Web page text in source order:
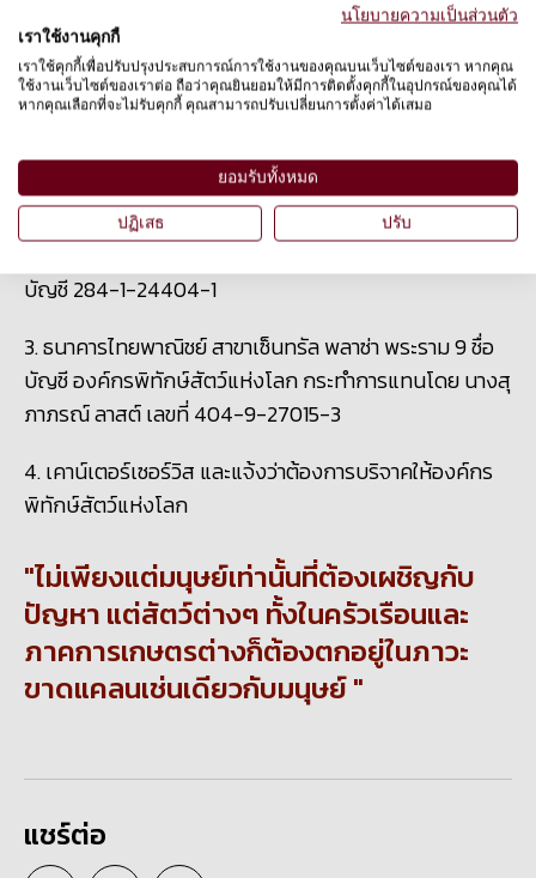
วันนี้ คุณสามารถร่วมเป็นส่วนหนึ่งในการช่วยสัตว์ที่
ประสบอุทกภัยได้ง่ายๆ โดยร่วมบริจาคกับเราผ่านทางช่อง
ทางต่อไปนี้
1.ออนไลน์ที่http://bit.ly/2u5RQxP
2. ธนาคารกรุงศรีอยุธยา สาขาถนนรัชดาภิเษก (อาคาร
บัญชี 284-1-24404-1
3. ธนาคารไทยพาณิชย์ สาขาเซ็นทรัล พลาซ่า พระราม 9 ชื่อ
บัญชี องค์กรพิทักษ์สัตว์แห่งโลก กระทำการแทนโดย นางสุ
ภาภรณ์ ลาสต์ เลขที่ 404-9-27015-3
4. เคาน์เตอร์เซอร์วิส และแจ้งว่าต้องการบริจาคให้องค์กร
พิทักษ์สัตว์แห่งโลก
ไม่เพียงแต่มนุษย์เท่านั้นที่ต้องเผชิญกับ
ปัญหา แต่สัตว์ต่างๆ ทั้งในครัวเรือนและ
ภาคการเกษตรต่างก็ต้องตกอยู่ในภาวะ
ขาดแคลนเช่นเดียวกับมนุษย์
แชร์ต่อ
นโยบายความเป็นส่วนตัว
เราใช้งานคุกกี้
เราใช้คุกกี้เพื่อปรับปรุงประสบการณ์การใช้งานของคุณบนเว็บไซต์ของเรา หากคุณ
ใช้งานเว็บไซต์ของเราต่อ ถือว่าคุณยินยอมให้มีการติดตั้งคุกกี้ในอุปกรณ์ของคุณได้
หากคุณเลือกที่จะไม่รับคุกกี้ คุณสามารถปรับเปลี่ยนการตั้งค่าได้เสมอ
ยอมรับทั้งหมด
ปฏิเสธ ปรับ